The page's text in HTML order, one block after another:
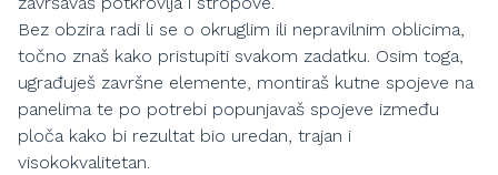
Bez obzira radi li se o okruglim ili nepravilnim oblicima,
točno znaš kako pristupiti svakom zadatku. Osim toga,
ugrađuješ završne elemente, montiraš kutne spojeve na
panelima te po potrebi popunjavaš spojeve između
ploča kako bi rezultat bio uredan, trajan i
visokokvalitetan.